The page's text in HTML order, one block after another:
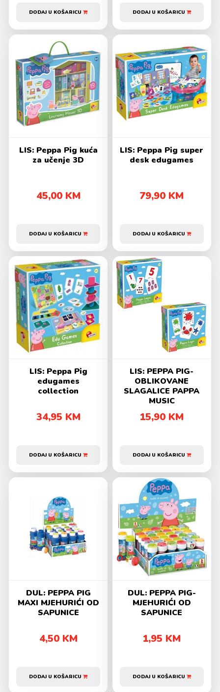
DODAJ U KOŠARICU DODAJ U KOŠARICU
LIS: Peppa Pig kuća
za učenje 3D
45,00 KM
DODAJ U KOŠARICU
LIS: Peppa Pig super
desk edugames
79,90 KM
DODAJ U KOŠARICU
LIS: Peppa Pig
edugames
collection
34,95 KM
DODAJ U KOŠARICU
LIS: PEPPA PIG-
OBLIKOVANE
SLAGALICE PAPPA
MUSIC
15,90 KM
DODAJ U KOŠARICU
DUL: PEPPA PIG
MAXI MJEHURIĆI OD
SAPUNICE
4,50 KM
DODAJ U KOŠARICU
DUL: PEPPA PIG-
MJEHURIĆI OD
SAPUNICE
1,95 KM
DODAJ U KOŠARICU